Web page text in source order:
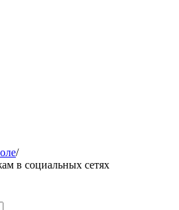
/
в социальных сетях